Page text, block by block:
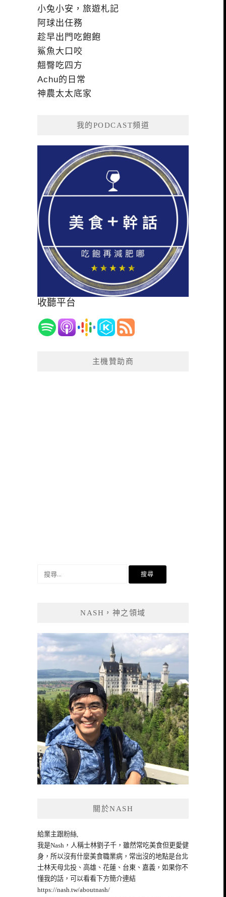
小兔小安，旅遊札記
阿球出任務
趁早出門吃飽飽
鯊魚大口咬
翹臀吃四方
Achu的日常
神農太太底家
我的PODCAST頻道
收聽平台
主機贊助商
NASH，神之領域
關於NASH
給業主跟粉絲,
我是Nash，人稱士林劉子千，雖然常吃美食但更愛健
身，所以沒有什麼美食職業病，常出沒的地點是台北
士林天母北投、高雄、花蓮、台東、嘉義，如果你不
懂我的話，可以看看下方簡介連結
https://nash.tw/aboutnash/